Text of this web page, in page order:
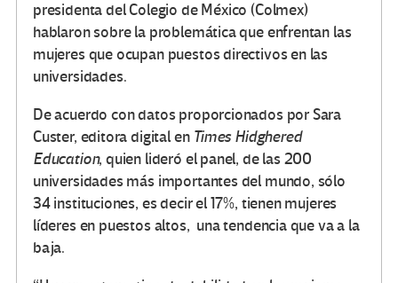
presidenta del Colegio de México (Colmex)
hablaron sobre la problemática que enfrentan las
mujeres que ocupan puestos directivos en las
universidades.
De acuerdo con datos proporcionados por Sara
Custer, editora digital enTimes Hidghered
Education, quien lideró el panel, de las 200
universidades más importantes del mundo, sólo
34 instituciones, es decir el 17%, tienen mujeres
líderes en puestos altos, una tendencia que va a la
baja.